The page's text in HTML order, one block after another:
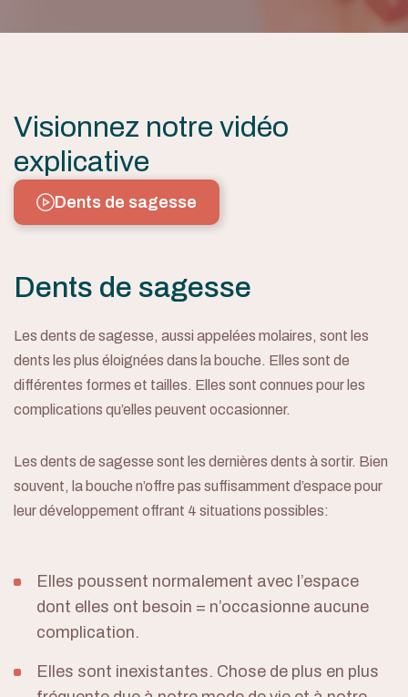
Visionnez notre vidéo
explicative
Dents de sagesse
Dents de sagesse
Les dents de sagesse, aussi appelées molaires, sont les
dents les plus éloignées dans la bouche. Elles sont de
différentes formes et tailles. Elles sont connues pour les
complications qu’elles peuvent occasionner.
Les dents de sagesse sont les dernières dents à sortir. Bien
souvent, la bouche n’offre pas suffisamment d’espace pour
leur développement offrant 4 situations possibles:
Elles poussent normalement avec l’espace
dont elles ont besoin = n’occasionne aucune
complication.
Elles sont inexistantes. Chose de plus en plus